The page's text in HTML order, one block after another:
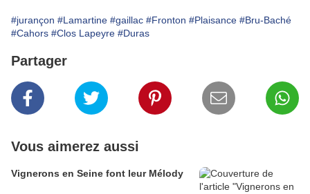
#jurançon #Lamartine #gaillac #Fronton #Plaisance #Bru-Baché
#Cahors #Clos Lapeyre #Duras
Partager
Vous aimerez aussi
Vignerons en Seine font leur Mélody